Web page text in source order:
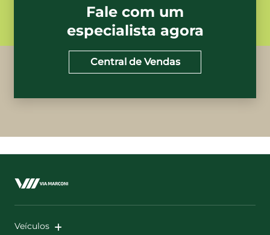
Fale com um
especialista agora
Central de Vendas
Veículos